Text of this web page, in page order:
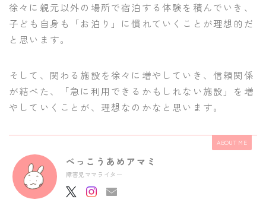
徐々に親元以外の場所で宿泊する体験を積んでいき、
子ども自身も「お泊り」に慣れていくことが理想的だ
と思います。
そして、関わる施設を徐々に増やしていき、信頼関係
が結べた、「急に利用できるかもしれない施設」を増
やしていくことが、理想なのかなと思います。
ABOUT ME
べっこうあめアマミ
障害児ママライター